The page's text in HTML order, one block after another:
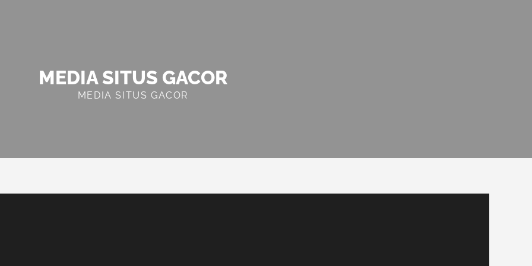
MEDIA SITUS GACOR
MEDIA SITUS GACOR